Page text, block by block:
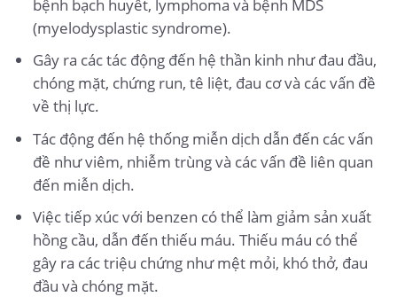
bệnh bạch huyết, lymphoma và bệnh MDS
(myelodysplastic syndrome).
Gây ra các tác động đến hệ thần kinh như đau đầu,
chóng mặt, chứng run, tê liệt, đau cơ và các vấn đề
về thị lực.
Tác động đến hệ thống miễn dịch dẫn đến các vấn
đề như viêm, nhiễm trùng và các vấn đề liên quan
đến miễn dịch.
Việc tiếp xúc với benzen có thể làm giảm sản xuất
hồng cầu, dẫn đến thiếu máu. Thiếu máu có thể
gây ra các triệu chứng như mệt mỏi, khó thở, đau
đầu và chóng mặt.